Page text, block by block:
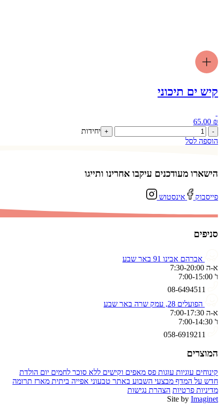
קיש ים תיכוני
65.00 ₪
-
כמות
של
+ יחידות
הוספה לסל
הישארו מעודכנים עיקבו אחרינו ותייגו
פייסבוק אינסטוש
סניפים
אברהם אבינו 91 באר שבע
א-ה 7:30-20:00
ו' 7:00-15:00
הפועלים 28, עמק שרה באר שבע
א-ה 7:00-17:30
ו' 7:00-14:30
המוצרים
קינוחים עוגיות עוגות פס מאפים וקישים ללא סוכר לחמים יום הולדת
חדש על המדף מבצעי השבוע באתר טבעוני אפייה ביתית מארז תרומה
מדיניות פרטיות הצהרת נגישות
Site by Imaginet